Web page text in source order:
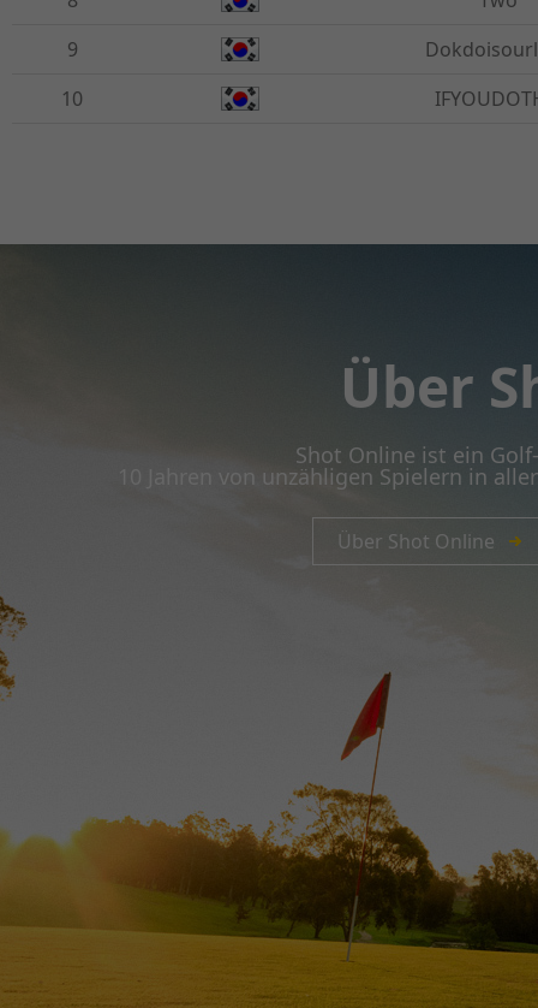
9
10
Über
Shot Online ist ein
10 Jahren von unzähligen Spielern in
Über Shot Online